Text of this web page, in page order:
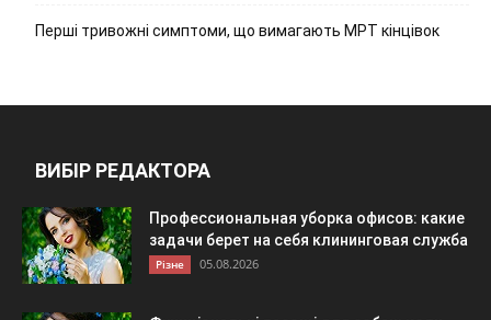
Перші тривожні симптоми, що вимагають МРТ кінцівок
ВИБІР РЕДАКТОРА
Профессиональная уборка офисов: какие
задачи берет на себя клининговая служба
Різне 05.08.2026